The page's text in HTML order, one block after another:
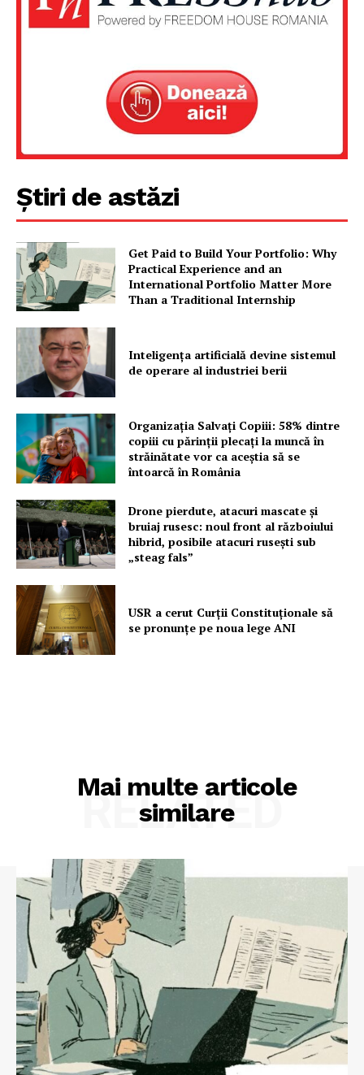
FREEDOM HOUSE ROMÂNIA
PRESShub
Despre noi / Echipa
Proiecte editoriale
Rețea
Contact
Știri de astăzi
Get Paid to Build Your Portfolio: Why
Practical Experience and an
International Portfolio Matter More
Than a Traditional Internship
Inteligența artificială devine sistemul
de operare al industriei berii
Organizația Salvați Copiii: 58% dintre
copiii cu părinții plecați la muncă în
străinătate vor ca aceștia să se
întoarcă în România
Drone pierdute, atacuri mascate și
bruiaj rusesc: noul front al războiului
hibrid, posibile atacuri rusești sub
„steag fals”
USR a cerut Curții Constituționale să
se pronunțe pe noua lege ANI
Mai multe articole
similare
RELATED